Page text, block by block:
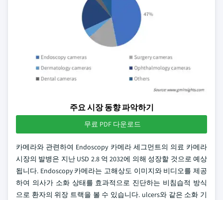
주요 시장 동향 파악하기
무료 PDF 다운로드
카메라와 관련하여 Endoscopy 카메라 세그먼트의 의료 카메라
시장의 발병은 지난 USD 2.8 억 2032에 의해 성장할 것으로 예상
됩니다. Endoscopy 카메라는 고해상도 이미지와 비디오를 제공
하여 의사가 소화 상태를 효과적으로 진단하는 비침습적 방식
으로 환자의 위장 트랙을 볼 수 있습니다. ulcers와 같은 소화 기